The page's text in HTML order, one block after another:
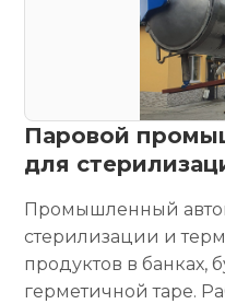
Паровой
для
Промышленный
стерилизации и
продуктов в банках,
герметичной таре.